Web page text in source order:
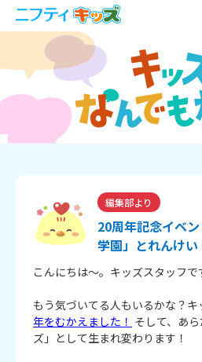
編集部より
20周年記念イベ
学園」とれんけい
こんにちは～。キッズスタッフで
もう気づいてる人もいるかな？
年をむかえました！ そして、あ
ズ」として生まれ変わります！